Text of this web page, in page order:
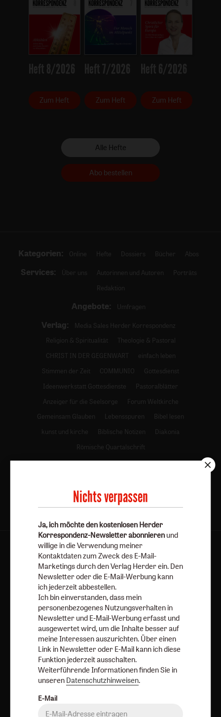
Heft 8/2026
Zum Heft
Heft 7/2026
Zum Heft
Heft 6/2026
Zum Heft
Alle Hefte
Abo bestellen
Kategorien: Online Hefte Dossiers Bücher Abos
Services: Über uns Autorinnen und Autoren
Porträts
Redaktion
Angebote: Umfragen
Verlag:
Media Sales Herder Korrespondenz
Religion & Spiritualität
Theologie & Pastoral
CHRIST IN DER GEGENWART
einfach leben
Stimmen der Zeit
COMMUNIO
Gottesdienst
Ideenwerkstatt Gottesdienste
Pastoralblätter
Anzeiger für die Seelsorge
Forum Weltkirche
Gemeinsam Glauben
Lebensspuren
Bibel lesen
kunst und kirche
Biblische Notizen
Diakonia
Römische Quartalschrift
Folgen Sie uns: Facebook
Herder Korrespondenz-Newsletter
Ja, ich möchte den kostenlosen Herder
Korrespondenz-Newsletter abonnierenund willige in
die Verwendung meiner Kontaktdaten zum Zweck des E-
Mail-Marketings durch den Verlag Herder ein. Den
Newsletter oder die E-Mail-Werbung kann ich jederzeit
abbestellen.
Ich bin einverstanden, dass mein personenbezogenes
Nutzungsverhalten in Newsletter und E-Mail-Werbung
erfasst und ausgewertet wird, um die Inhalte besser auf
Nichts verpassen
Ja, ich möchte den kostenlosen Herder
Korrespondenz-Newsletter abonnieren und
willige in die Verwendung meiner
Kontaktdaten zum Zweck des E-Mail-
Marketings durch den Verlag Herder ein. Den
Newsletter oder die E-Mail-Werbung kann
ich jederzeit abbestellen.
Ich bin einverstanden, dass mein
personenbezogenes Nutzungsverhalten in
Newsletter und E-Mail-Werbung erfasst und
ausgewertet wird, um die Inhalte besser auf
meine Interessen auszurichten. Über einen
Link in Newsletter oder E-Mail kann ich diese
Funktion jederzeit ausschalten.
Weiterführende Informationen finden Sie in
unseren Datenschutzhinweisen.
E-Mail